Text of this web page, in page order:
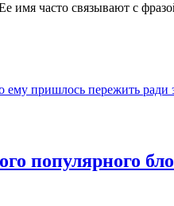
часто связывают с
пришлось пережить ради
популярного